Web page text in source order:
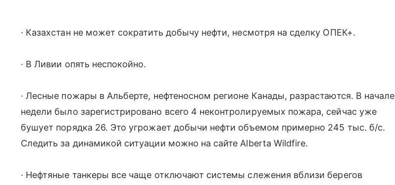
· Казахстан не может сократить добычу нефти, несмотря на сделку ОПЕК+.
· В Ливии опять неспокойно.
· Лесные пожары в Альберте, нефтеносном регионе Канады, разрастаются. В начале
недели было зарегистрировано всего 4 неконтролируемых пожара, сейчас уже
бушует порядка 26. Это угрожает добычи нефти объемом примерно 245 тыс. б/с.
Следить за динамикой ситуации можно на сайте Alberta Wildfire.
· Нефтяные танкеры все чаще отключают системы слежения вблизи берегов